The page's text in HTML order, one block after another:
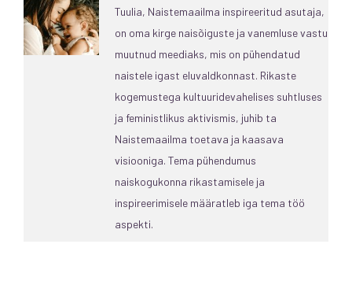
Tuulia, Naistemaailma inspireeritud asutaja,
on oma kirge naisõiguste ja vanemluse vastu
muutnud meediaks, mis on pühendatud
naistele igast eluvaldkonnast. Rikaste
kogemustega kultuuridevahelises suhtluses
ja feministlikus aktivismis, juhib ta
Naistemaailma toetava ja kaasava
visiooniga. Tema pühendumus
naiskogukonna rikastamisele ja
inspireerimisele määratleb iga tema töö
aspekti.